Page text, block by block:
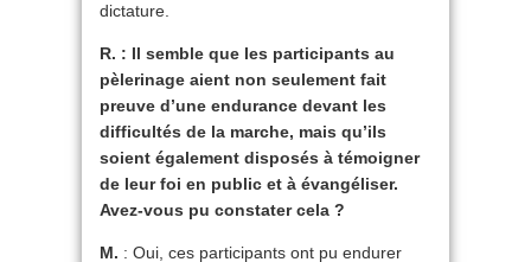
dictature.
R. : Il semble que les participants au
pèlerinage aient non seulement fait
preuve d’une endurance devant les
difficultés de la marche, mais qu’ils
soient également disposés à témoigner
de leur foi en public et à évangéliser.
Avez-vous pu constater cela ?
M. : Oui, ces participants ont pu endurer